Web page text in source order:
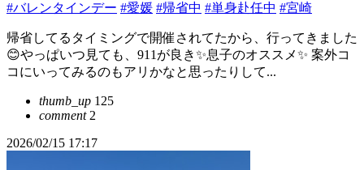
#バレンタインデー #愛媛 #帰省中 #単身赴任中 #宮崎
帰省してるタイミングで開催されてたから、行ってきました
😊やっぱいつ見ても、911が良き✨️息子のオススメ✨ 案外コ
コにいってみるのもアリかなと思ったりして...
thumb_up 125
comment2
2026/02/15 17:17